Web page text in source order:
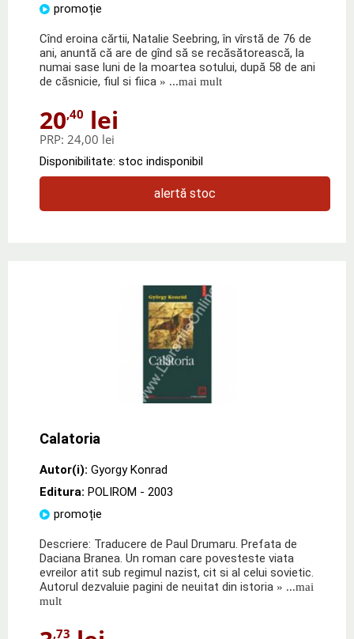
promoție
Cînd eroina cărtii, Natalie Seebring, în vîrstă de 76 de
ani, anuntă că are de gînd să se recăsătorească, la
numai sase luni de la moartea sotului, după 58 de ani
de căsnicie, fiul si fiica » ...mai mult
20,40 lei
PRP: 24,00 lei
Disponibilitate: stoc indisponibil
alertă stoc
Calatoria
Autor(i): Gyorgy Konrad
Editura: POLIROM - 2003
promoție
Descriere: Traducere de Paul Drumaru. Prefata de
Daciana Branea. Un roman care povesteste viata
evreilor atit sub regimul nazist, cit si al celui sovietic.
Autorul dezvaluie pagini de neuitat din istoria » ...mai
mult
,73